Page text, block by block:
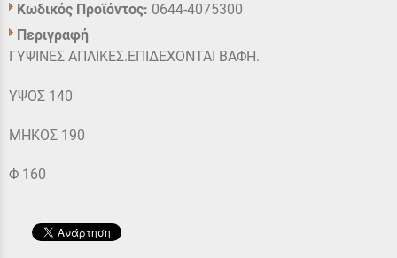
Κωδικός Προϊόντος: 0644-4075300
Περιγραφή
ΓΥΨΙΝΕΣ ΑΠΛΙΚΕΣ.ΕΠΙΔΕΧΟΝΤΑΙ ΒΑΦΗ.
ΥΨΟΣ 140
ΜΗΚΟΣ 190
Φ 160